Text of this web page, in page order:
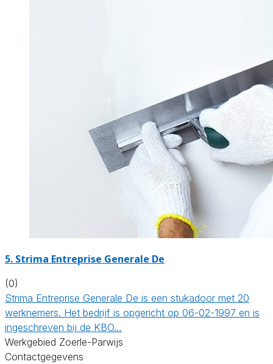
5. Strima Entreprise Generale De
(0)
Strima Entreprise Generale De is een stukadoor met 20
werknemers. Het bedrijf is opgericht op 06-02-1997 en is
ingeschreven bij de KBO…
Werkgebied Zoerle-Parwijs
Contactgegevens